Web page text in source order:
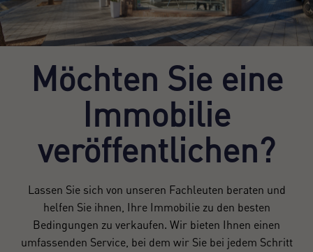
Möchten Sie eine
Immobilie
veröffentlichen?
Lassen Sie sich von unseren Fachleuten beraten und
helfen Sie ihnen, Ihre Immobilie zu den besten
Bedingungen zu verkaufen. Wir bieten Ihnen einen
umfassenden Service, bei dem wir Sie bei jedem Schritt